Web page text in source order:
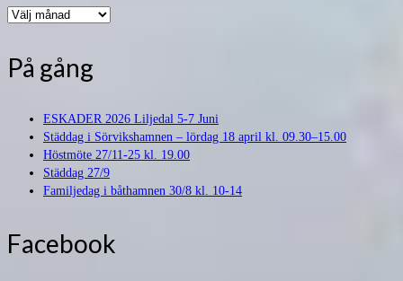
Arkiv
På gång
ESKADER 2026 Liljedal 5-7 Juni
Städdag i Sörvikshamnen – lördag 18 april kl. 09.30–15.00
Höstmöte 27/11-25 kl. 19.00
Städdag 27/9
Familjedag i båthamnen 30/8 kl. 10-14
Facebook